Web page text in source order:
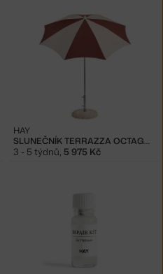
SLUNEČNÍK TERRAZZA OCTAGON, BURGUNDY
HAY
3 - 5 týdnů, 5 975 Kč